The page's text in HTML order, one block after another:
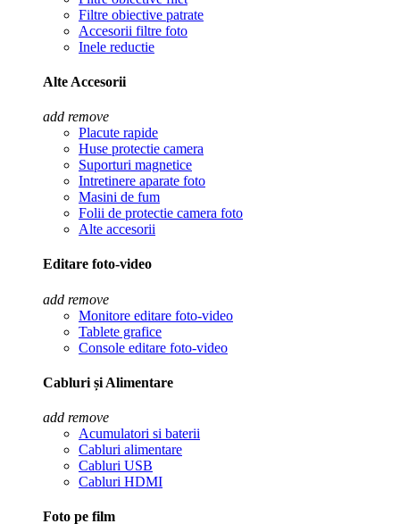
Filtre obiective patrate
Accesorii filtre foto
Inele reductie
Alte Accesorii
add remove
Placute rapide
Huse protectie camera
Suporturi magnetice
Intretinere aparate foto
Masini de fum
Folii de protectie camera foto
Alte accesorii
Editare foto-video
add remove
Monitore editare foto-video
Tablete grafice
Console editare foto-video
Cabluri și Alimentare
add remove
Acumulatori si baterii
Cabluri alimentare
Cabluri USB
Cabluri HDMI
Foto pe film